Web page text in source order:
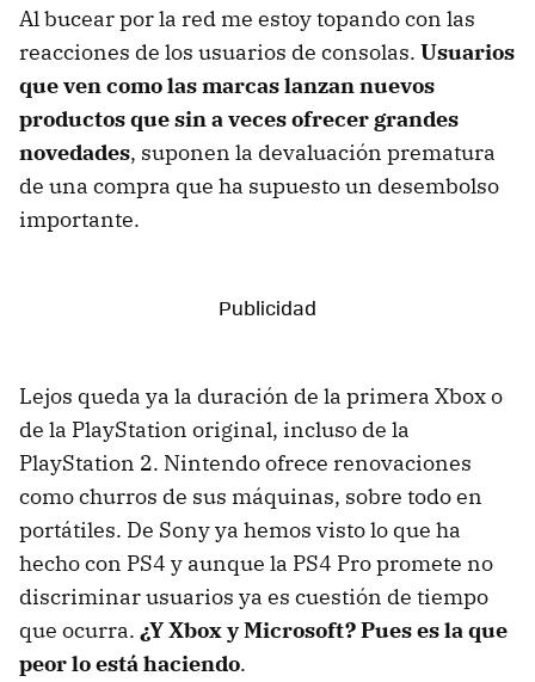
Al bucear por la red me estoy topando con las
reacciones de los usuarios de consolas. Usuarios
que ven como las marcas lanzan nuevos
productos que sin a veces ofrecer grandes
novedades, suponen la devaluación prematura
de una compra que ha supuesto un desembolso
importante.
Lejos queda ya la duración de la primera Xbox o
de la PlayStation original, incluso de la
PlayStation 2. Nintendo ofrece renovaciones
como churros de sus máquinas, sobre todo en
portátiles. De Sony ya hemos visto lo que ha
hecho con PS4 y aunque la PS4 Pro promete no
discriminar usuarios ya es cuestión de tiempo
que ocurra. ¿Y Xbox y Microsoft? Pues es la que
peor lo está haciendo.